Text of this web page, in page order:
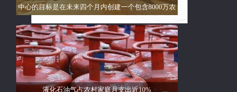
中心的目标是在未来四个月内创建一个包含8000万农
民的数据库
液化石油气占农村家庭月支出近10%